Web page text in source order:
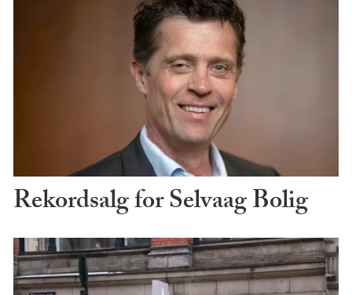
Rekordsalg for Selvaag Bolig